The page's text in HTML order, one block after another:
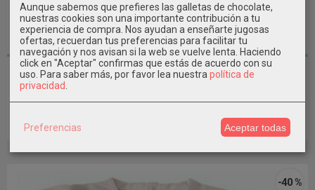
1M - 3M - 12M - 18M
Blusa plumeti bebé Calamaro
-40 %
Aunque sabemos que prefieres las galletas de chocolate,
nuestras cookies son una importante contribución a tu
experiencia de compra. Nos ayudan a enseñarte jugosas
ofertas, recuerdan tus preferencias para facilitar tu
navegación y nos avisan si la web se vuelve lenta. Haciendo
click en "Aceptar" confirmas que estás de acuerdo con su
uso. Para saber más, por favor lea nuestra política de
privacidad
Preferencias Aceptar todas